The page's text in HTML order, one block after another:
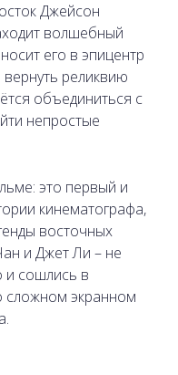
Джейсон
волшебный
его в эпицентр
реликвию
объединиться с
непростые
это первый и
кинематографа,
восточных
и Джет Ли – не
и сошлись в
сложном экранном